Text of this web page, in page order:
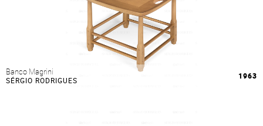
Banco Magrini
SÉRGIO RODRIGUES 1963